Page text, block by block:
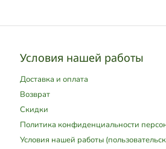
Условия нашей работы
Доставка и оплата
Возврат
Скидки
Политика конфиденциальности
Условия нашей работы